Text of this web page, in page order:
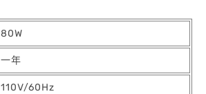
80W
一年
110V/60Hz